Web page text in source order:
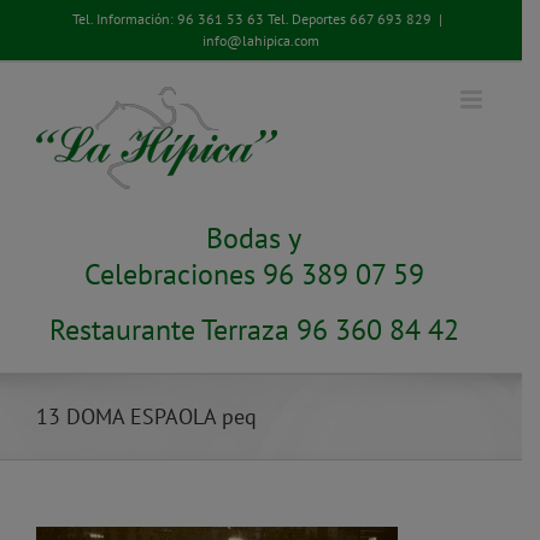
contenido
Tel. Información: 96 361 53 63 Tel. Deportes 667 693 829 |
info@lahipica.com
Bodas y
Celebraciones 96 389 07 59
Restaurante Terraza 96 360 84 42
13 DOMA ESPAOLA peq